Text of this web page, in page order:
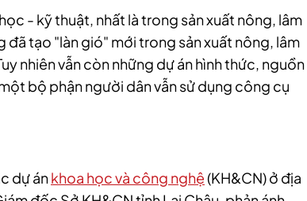
- kỹ thuật, nhất là trong sản xuất nông, lâm
tạo "làn gió" mới trong sản xuất nông, lâm
nhiên vẫn còn những dự án hình thức, nguồn
bộ phận người dân vẫn sử dụng công cụ
dự ánkhoa học và công nghệ(KH&CN) ở địa